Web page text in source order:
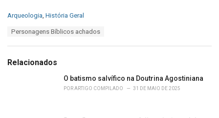
C
o
r
Arqueologia História Geral
:
Personagens Bíblicos achados
Relacionados
O batismo salvífico na Doutrina Agostiniana
PORARTIGO COMPILADO 31 DE MAIO DE 2025